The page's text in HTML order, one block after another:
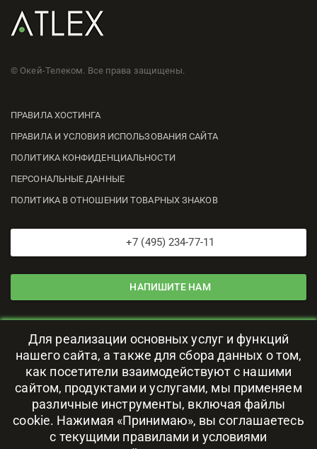
© Окей-Телеком. Все права защищены.
ПРАВИЛА ХОСТИНГА
ПРАВИЛА И УСЛОВИЯ ИСПОЛЬЗОВАНИЯ САЙТА
ПОЛИТИКА КОНФИДЕНЦИАЛЬНОСТИ
ПЕРСОНАЛЬНЫЕ ДАННЫЕ
ПОЛИТИКА В ОТНОШЕНИИ ТОВАРНЫХ ЗНАКОВ
+7 (495) 234-77-11
НАПИШИТЕ НАМ
ЦОД В РОССИИ
111024, г. Москва, ул. Авиамоторная, 69
Для реализации основных услуг и функций
нашего сайта, а также для сбора данных о том,
как посетители взаимодействуют с нашими
сайтом, продуктами и услугами, мы применяем
различные инструменты, включая файлы
cookie. Нажимая «Принимаю», вы соглашаетесь
с текущими правилами и условиями